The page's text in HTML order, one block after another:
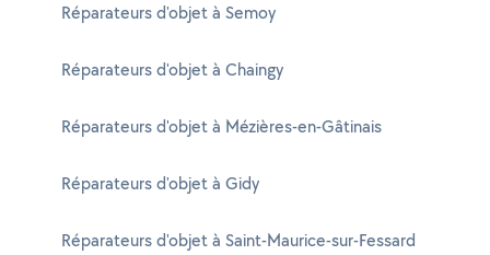
Réparateurs d'objet à Semoy
Réparateurs d'objet à Chaingy
Réparateurs d'objet à Mézières-en-Gâtinais
Réparateurs d'objet à Gidy
Réparateurs d'objet à Saint-Maurice-sur-Fessard